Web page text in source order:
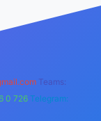
Teams:
0 726 Telegram: